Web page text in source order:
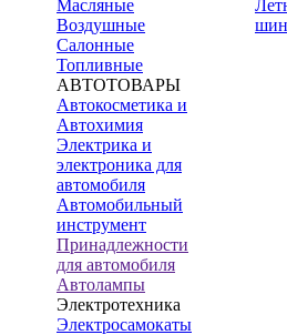
Масляные
Воздушные
Салонные
Топливные
АВТОТОВАРЫ
Автокосметика и
Автохимия
Электрика и
электроника для
автомобиля
Автомобильный
инструмент
Принадлежности
для автомобиля
Автолампы
Электротехника
Электросамокаты